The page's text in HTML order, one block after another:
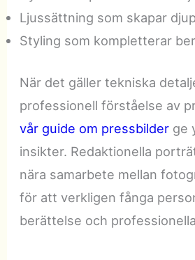
Ljussättning som skapar
Styling som kompletterar
När det gäller tekniska
professionell förståelse av
vår guide om pressbilder ge
insikter. Redaktionella
nära samarbete mellan
för att verkligen fånga
berättelse och